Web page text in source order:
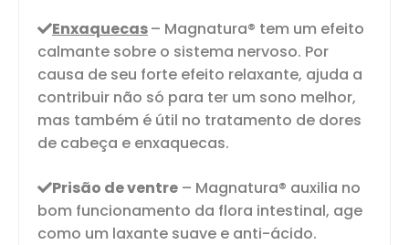
Enxaquecas– Magnatura® tem um efeito
calmante sobre o sistema nervoso. Por
causa de seu forte efeito relaxante, ajuda a
contribuir não só para ter um sono melhor,
mas também é útil no tratamento de dores
de cabeça e enxaquecas.
Prisão de ventre – Magnatura® auxilia no
bom funcionamento da flora intestinal, age
como um laxante suave e anti-ácido.